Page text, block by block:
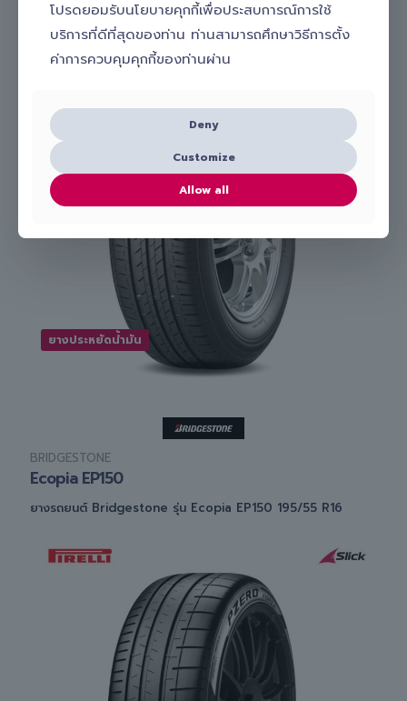
ยางที่เกี่ยวข้อง
ยางประหยัดน้ำมัน
BRIDGESTONE
Ecopia EP150
ยางรถยนต์ Bridgestone รุ่น Ecopia EP150 195/55 R16
โปรดยอมรับนโยบายคุกกี้เพื่อประสบการณ์การใช้
บริการที่ดีที่สุดของท่าน ท่านสามารถศึกษาวิธีการตั้ง
ค่าการควบคุมคุกกี้ของท่านผ่าน
Deny
Customize
Allow all